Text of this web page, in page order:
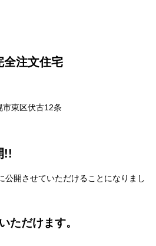
全注文住宅
市東区伏古12条
!!
公開させていただけることになりまし
ただけます。